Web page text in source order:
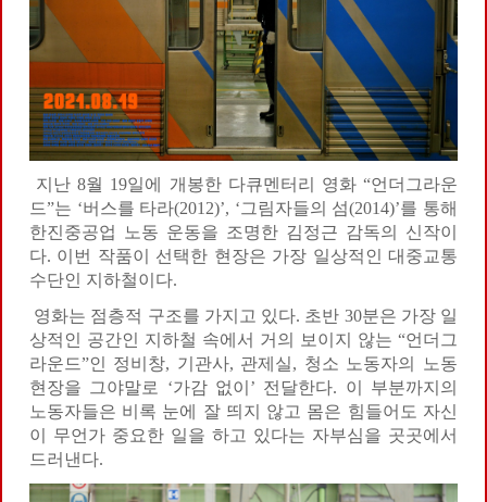
지난 8월 19일에 개봉한 다큐멘터리 영화 “언더그라운
드”는 ‘버스를 타라(2012)’, ‘그림자들의 섬(2014)’를 통해
한진중공업 노동 운동을 조명한 김정근 감독의 신작이
다. 이번 작품이 선택한 현장은 가장 일상적인 대중교통
수단인 지하철이다.
영화는 점층적 구조를 가지고 있다. 초반 30분은 가장 일
상적인 공간인 지하철 속에서 거의 보이지 않는 “언더그
라운드”인 정비창, 기관사, 관제실, 청소 노동자의 노동
현장을 그야말로 ‘가감 없이’ 전달한다. 이 부분까지의
노동자들은 비록 눈에 잘 띄지 않고 몸은 힘들어도 자신
이 무언가 중요한 일을 하고 있다는 자부심을 곳곳에서
드러낸다.